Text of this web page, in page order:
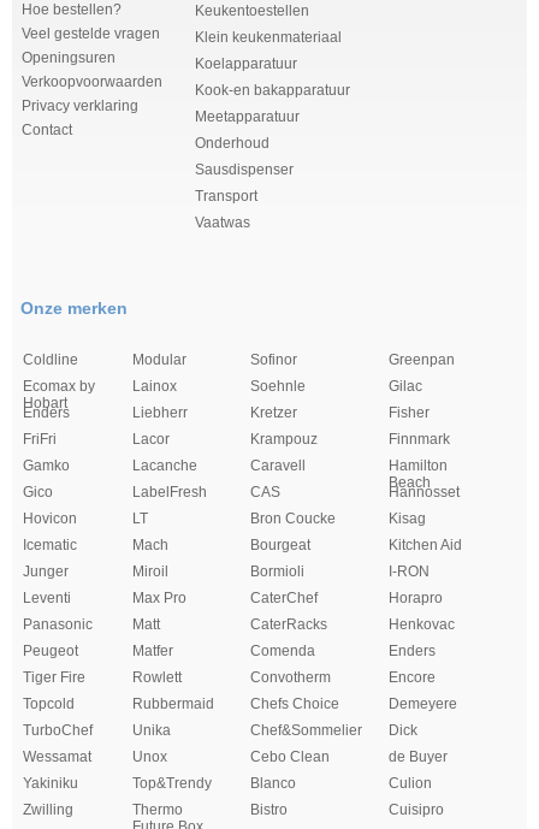
Hoe bestellen?
Veel gestelde vragen
Openingsuren
Verkoopvoorwaarden
Privacy verklaring
Contact
Keukentoestellen
Klein keukenmateriaal
Koelapparatuur
Kook-en bakapparatuur
Meetapparatuur
Onderhoud
Sausdispenser
Transport
Vaatwas
Onze merken
Coldline Modular Sofinor
Greenpan
Ecomax by
Hobart
Lainox Soehnle
Gilac
Enders
Liebherr Kretzer
Fisher
FriFri
Lacor Krampouz
Finnmark
Gamko
Lacanche Caravell
Hamilton
Beach
Gico LabelFresh CAS
Hannosset
Hovicon
LT Bron Coucke
Kisag
Icematic
Mach Bourgeat
Kitchen Aid
Junger
Miroil Bormioli
I-RON
Leventi
Max Pro CaterChef
Horapro
Panasonic
Matt CaterRacks
Henkovac
Peugeot
Matfer Comenda
Enders
Tiger Fire
Rowlett Convotherm
Encore
Topcold
Rubbermaid Chefs Choice
Demeyere
TurboChef
Unika Chef&Sommelier
Dick
Wessamat
Unox Cebo Clean
de Buyer
Yakiniku
Top&Trendy Blanco
Culion
Zwilling
Thermo
Bistro
Cuisipro